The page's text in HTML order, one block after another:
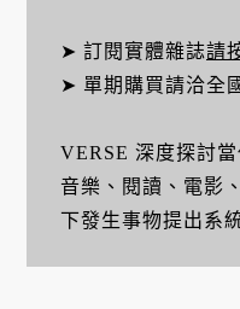
➤ 訂閱實體雜誌請
➤ 單期購買請洽全
VERSE 深度探討
音樂、閱讀、電影
下發生事物提出系